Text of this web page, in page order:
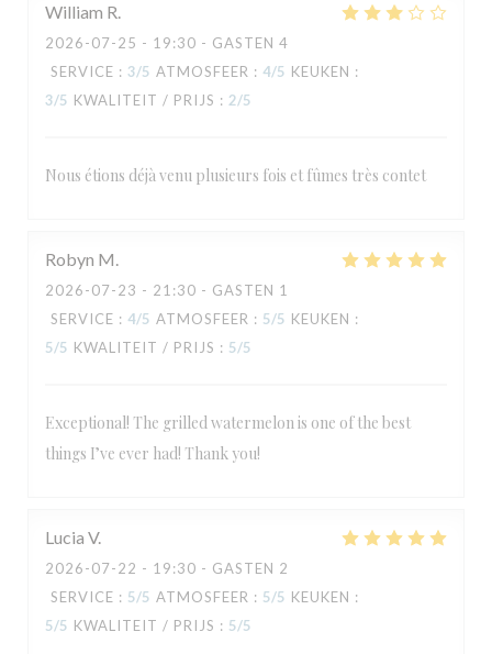
William R
2026-07-25 - 19:30 - GASTEN 4
SERVICE : 3/5 ATMOSFEER : 4/5 KEUKEN :
3/5 KWALITEIT / PRIJS : 2/5
Nous étions déjà venu plusieurs fois et fûmes très contet
Robyn M
2026-07-23 - 21:30 - GASTEN 1
SERVICE : 4/5 ATMOSFEER : 5/5 KEUKEN :
5/5 KWALITEIT / PRIJS : 5/5
Exceptional! The grilled watermelon is one of the best
things I’ve ever had! Thank you!
Lucia V
2026-07-22 - 19:30 - GASTEN 2
SERVICE : 5/5 ATMOSFEER : 5/5 KEUKEN :
5/5 KWALITEIT / PRIJS : 5/5